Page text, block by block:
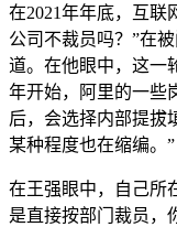
在2021年年底，互联
公司不裁员吗？”在
道。在他眼中，这一
年开始，阿里的一些
后，会选择内部提拔
某种程度也在缩编。”
在王强眼中，自己所
是直接按部门裁员，